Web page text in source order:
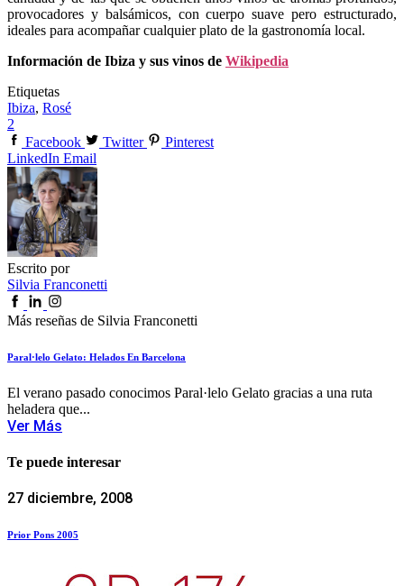
provocadores y balsámicos, con cuerpo suave pero estructurado,
ideales para acompañar cualquier plato de la gastronomía local.
Información de Ibiza y sus vinos de Wikipedia
Etiquetas
Ibiza, Rosé
2
Facebook
Twitter
Pinterest
LinkedIn Email
Escrito por
Silvia Franconetti
Más reseñas de Silvia Franconetti
Paral·lelo Gelato: Helados En Barcelona
El verano pasado conocimos Paral·lelo Gelato gracias a una ruta
heladera que...
Ver Más
Te puede interesar
27 diciembre, 2008
Prior Pons 2005